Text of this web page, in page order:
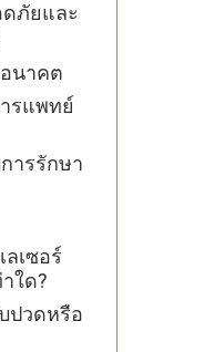
ภัยและ
นาคต
รแพทย์
ารรักษา
เซอร์
ใด?
ปวดหรือ